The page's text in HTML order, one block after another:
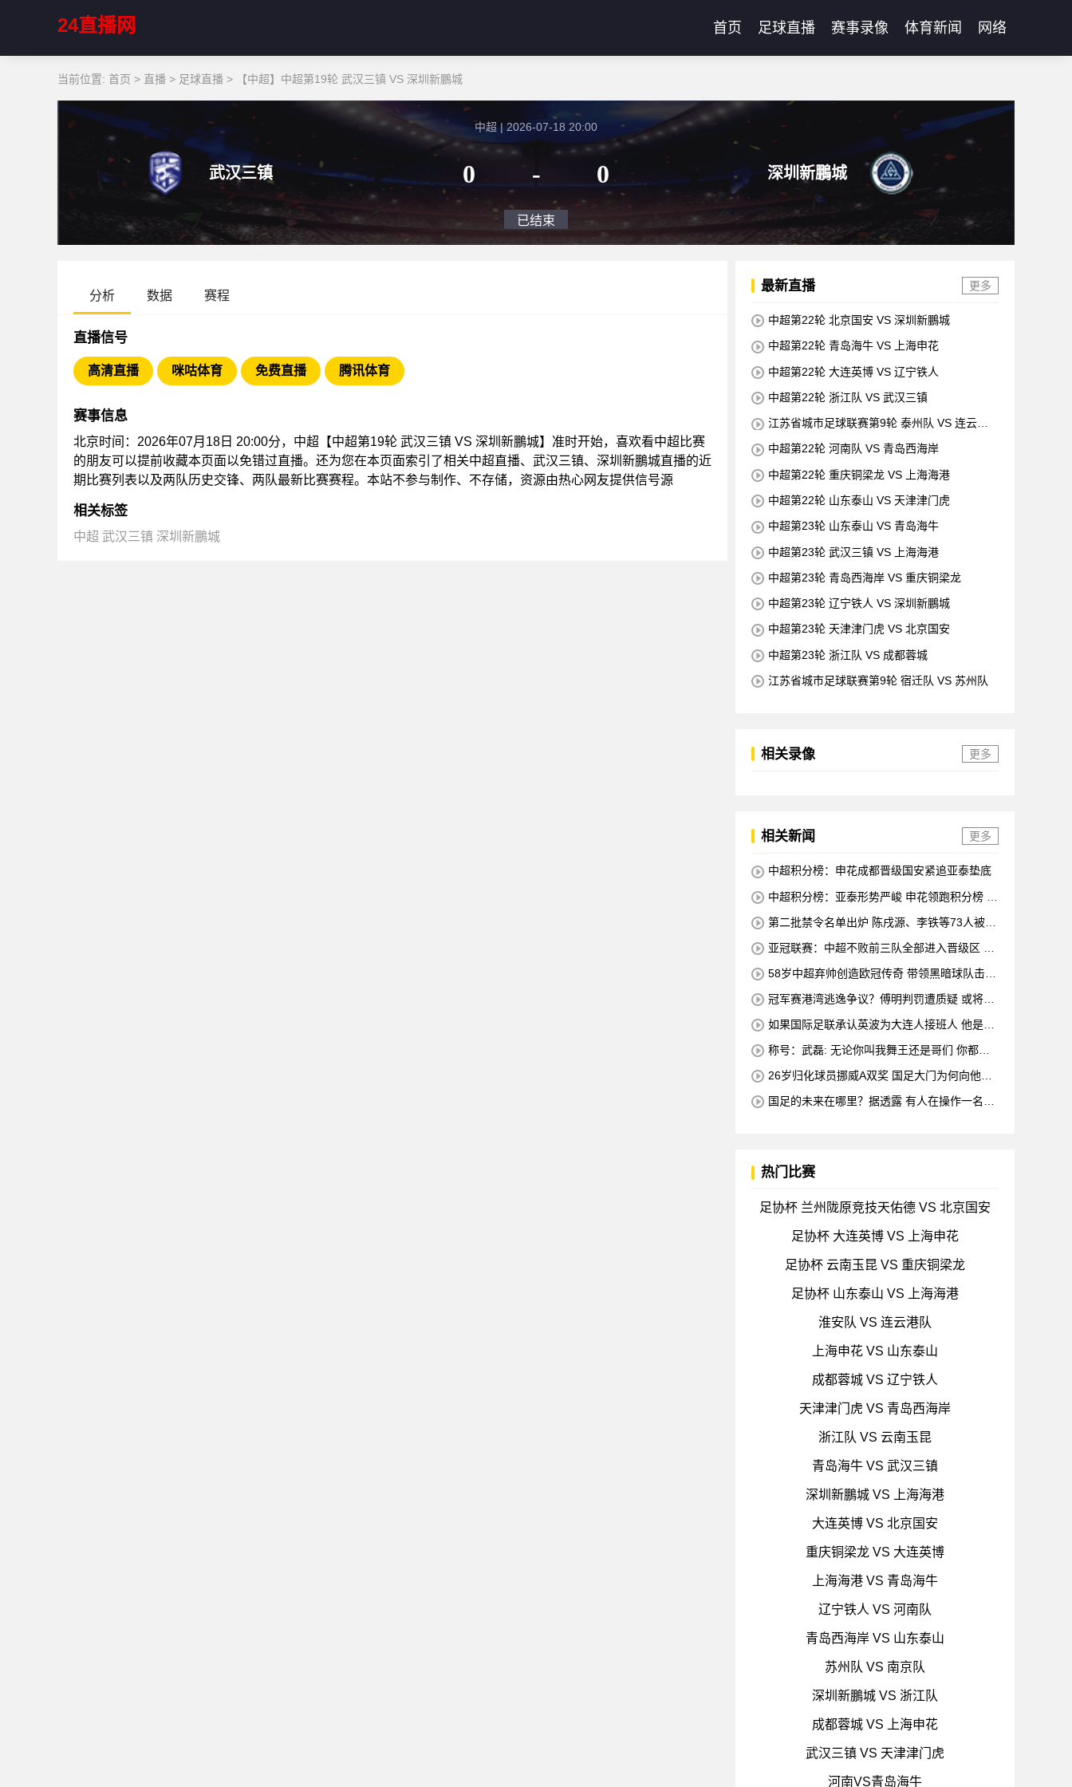
24直播网 首页 足球直播 赛事录像 体育新闻 网络
当前位置: 首页 > 直播 > 足球直播 > 【中超】中超第19轮 武汉三镇 VS 深圳新鵬城
武汉三镇
中超 | 2026-07-18 20:00
0 - 0
已结束
深圳新鵬城
分析 数据 赛程
直播信号
高清直播 咪咕体育 免费直播 腾讯体育
赛事信息
北京时间：2026年07月18日 20:00分，中超【中超第19轮 武汉三镇 VS 深圳新鵬城】准时开始，喜欢看中超比赛
的朋友可以提前收藏本页面以免错过直播。还为您在本页面索引了相关中超直播、武汉三镇、深圳新鵬城直播的近
期比赛列表以及两队历史交锋、两队最新比赛赛程。本站不参与制作、不存储，资源由热心网友提供信号源
相关标签
中超 武汉三镇 深圳新鵬城
最新直播 更多
中超第22轮 北京国安 VS 深圳新鵬城
中超第22轮 青岛海牛 VS 上海申花
中超第22轮 大连英博 VS 辽宁铁人
中超第22轮 浙江队 VS 武汉三镇
江苏省城市足球联赛第9轮 泰州队 VS 连云港
中超第22轮 河南队 VS 青岛西海岸
中超第22轮 重庆铜梁龙 VS 上海海港
中超第22轮 山东泰山 VS 天津津门虎
中超第23轮 山东泰山 VS 青岛海牛
中超第23轮 武汉三镇 VS 上海海港
中超第23轮 青岛西海岸 VS 重庆铜梁龙
中超第23轮 辽宁铁人 VS 深圳新鵬城
中超第23轮 天津津门虎 VS 北京国安
中超第23轮 浙江队 VS 成都蓉城
江苏省城市足球联赛第9轮 宿迁队 VS 苏州队
相关录像 更多
相关新闻 更多
中超积分榜：申花成都晋级国安紧追亚泰垫底
中超积分榜：亚泰形势严峻 申花领跑积分榜 三
第二批禁令名单出炉 陈戌源、李铁等73人被终
亚冠联赛：中超不败前三队全部进入晋级区 申
58岁中超弃帅创造欧冠传奇 带领黑暗球队击败
冠军赛港湾逃逸争议？傅明判罚遭质疑 或将改
如果国际足联承认英波为大连人接班人 他是否
称号：武磊: 无论你叫我舞王还是哥们 你都会
26岁归化球员挪威A双奖 国足大门为何向他关
国足的未来在哪里？据透露 有人在操作一名归
热门比赛
足协杯 兰州陇原竞技天佑德 VS 北京国安
足协杯 大连英博 VS 上海申花
足协杯 云南玉昆 VS 重庆铜梁龙
足协杯 山东泰山 VS 上海海港
淮安队 VS 连云港队
上海申花 VS 山东泰山
成都蓉城 VS 辽宁铁人
天津津门虎 VS 青岛西海岸
浙江队 VS 云南玉昆
青岛海牛 VS 武汉三镇
深圳新鵬城 VS 上海海港
大连英博 VS 北京国安
重庆铜梁龙 VS 大连英博
上海海港 VS 青岛海牛
辽宁铁人 VS 河南队
青岛西海岸 VS 山东泰山
苏州队 VS 南京队
深圳新鵬城 VS 浙江队
成都蓉城 VS 上海申花
武汉三镇 VS 天津津门虎
河南VS青岛海牛